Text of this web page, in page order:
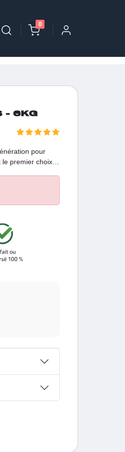
0
- 6KG
pour
le premier choix
exceptionnelle